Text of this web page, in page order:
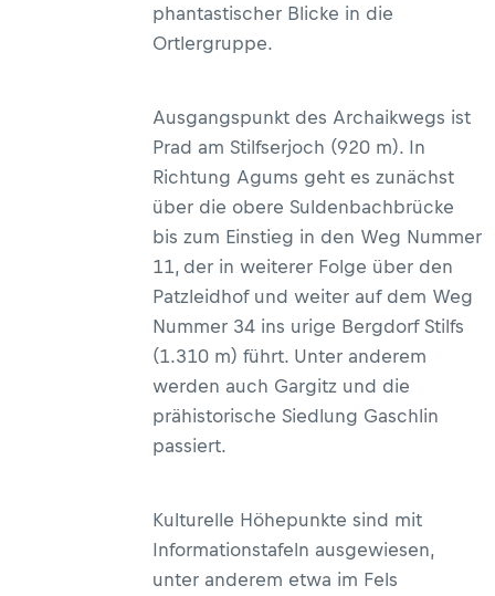
phantastischer Blicke in die
Ortlergruppe.
Ausgangspunkt des Archaikwegs ist
Prad am Stilfserjoch (920 m). In
Richtung Agums geht es zunächst
über die obere Suldenbachbrücke
bis zum Einstieg in den Weg Nummer
11, der in weiterer Folge über den
Patzleidhof und weiter auf dem Weg
Nummer 34 ins urige Bergdorf Stilfs
(1.310 m) führt. Unter anderem
werden auch Gargitz und die
prähistorische Siedlung Gaschlin
passiert.
Kulturelle Höhepunkte sind mit
Informationstafeln ausgewiesen,
unter anderem etwa im Fels